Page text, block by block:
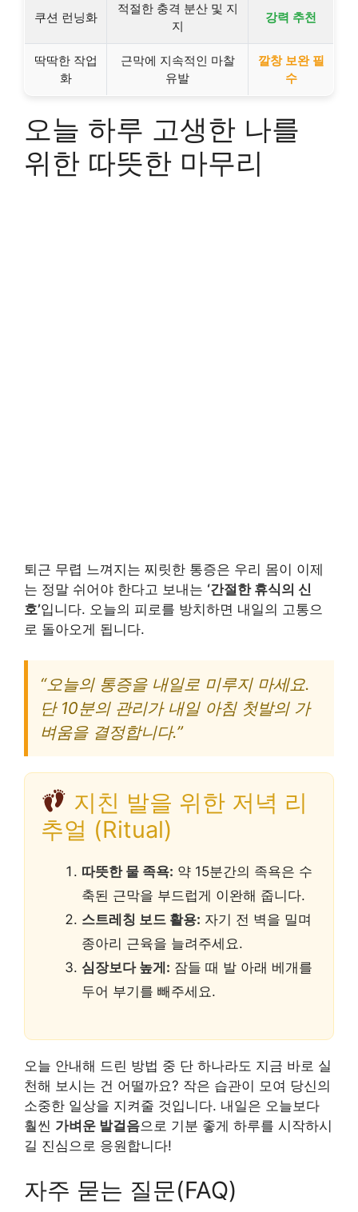
쿠션 런닝화
적절한 충격 분산 및 지
지
강력 추천
딱딱한 작업
화
근막에 지속적인 마찰
유발
깔창 보완 필
수
오늘 하루 고생한 나를
위한 따뜻한 마무리
퇴근 무렵 느껴지는 찌릿한 통증은 우리 몸이 이제
는 정말 쉬어야 한다고 보내는 ‘간절한 휴식의 신
호’입니다. 오늘의 피로를 방치하면 내일의 고통으
로 돌아오게 됩니다.
“오늘의 통증을 내일로 미루지 마세요.
단 10분의 관리가 내일 아침 첫발의 가
벼움을 결정합니다.”
지친 발을 위한 저녁 리
추얼 (Ritual)
따뜻한 물 족욕: 약 15분간의 족욕은 수
축된 근막을 부드럽게 이완해 줍니다.
스트레칭 보드 활용: 자기 전 벽을 밀며
종아리 근육을 늘려주세요.
심장보다 높게: 잠들 때 발 아래 베개를
두어 부기를 빼주세요.
오늘 안내해 드린 방법 중 단 하나라도 지금 바로 실
천해 보시는 건 어떨까요? 작은 습관이 모여 당신의
소중한 일상을 지켜줄 것입니다. 내일은 오늘보다
훨씬 가벼운 발걸음으로 기분 좋게 하루를 시작하시
길 진심으로 응원합니다!
자주 묻는 질문(FAQ)